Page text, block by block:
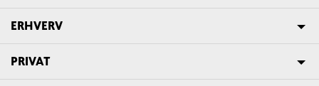
ERHVERV
PRIVAT